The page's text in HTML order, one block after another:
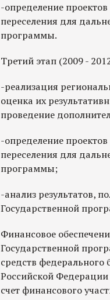
-определение
переселения для
программы.
Третий этап (2009 -
-реализация
оценка их
проведение
-определение
переселения для
программы;
-анализ результатов,
Государственной
Финансовое
Государственной
средств
Российской
счет финансового